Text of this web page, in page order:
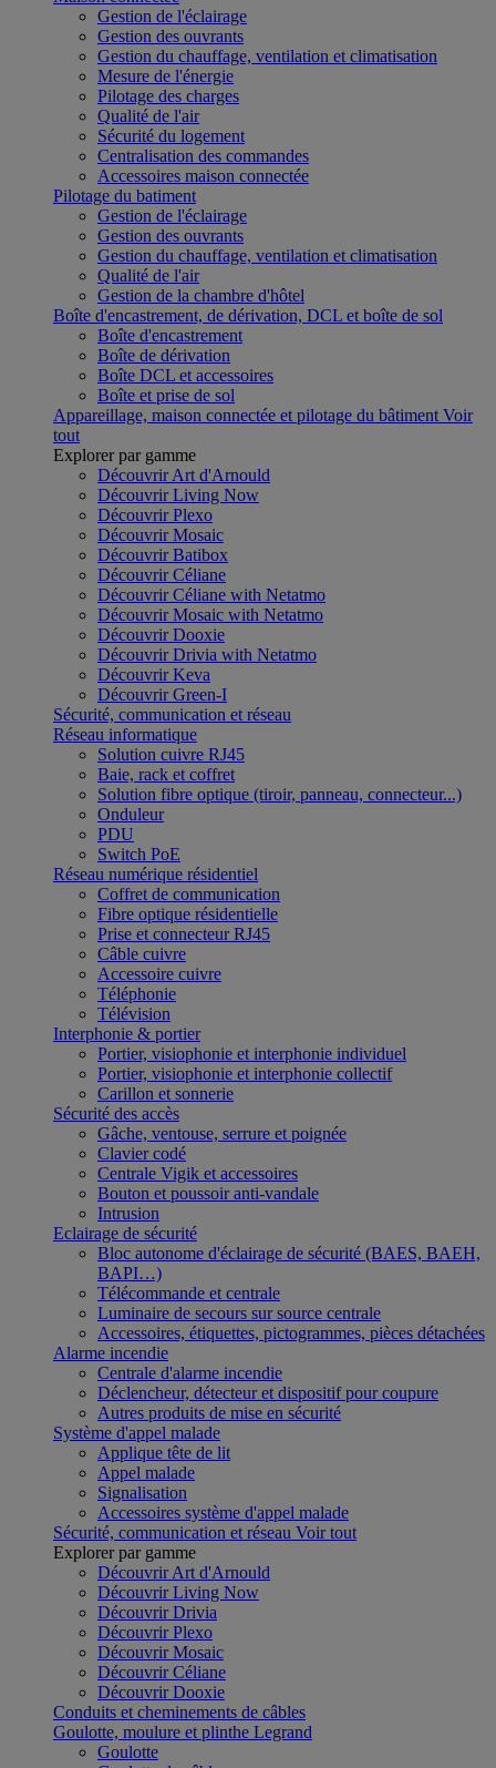
Gestion de l'éclairage
Gestion des ouvrants
Gestion du chauffage, ventilation et climatisation
Mesure de l'énergie
Pilotage des charges
Qualité de l'air
Sécurité du logement
Centralisation des commandes
Accessoires maison connectée
Pilotage du batiment
Gestion de l'éclairage
Gestion des ouvrants
Gestion du chauffage, ventilation et climatisation
Qualité de l'air
Gestion de la chambre d'hôtel
Boîte d'encastrement, de dérivation, DCL et boîte de sol
Boîte d'encastrement
Boîte de dérivation
Boîte DCL et accessoires
Boîte et prise de sol
Appareillage, maison connectée et pilotage du bâtiment Voir
tout
Explorer par gamme
Découvrir Art d'Arnould
Découvrir Living Now
Découvrir Plexo
Découvrir Mosaic
Découvrir Batibox
Découvrir Céliane
Découvrir Céliane with Netatmo
Découvrir Mosaic with Netatmo
Découvrir Dooxie
Découvrir Drivia with Netatmo
Découvrir Keva
Découvrir Green-I
Sécurité, communication et réseau
Réseau informatique
Solution cuivre RJ45
Baie, rack et coffret
Solution fibre optique (tiroir, panneau, connecteur...)
Onduleur
PDU
Switch PoE
Réseau numérique résidentiel
Coffret de communication
Fibre optique résidentielle
Prise et connecteur RJ45
Câble cuivre
Accessoire cuivre
Téléphonie
Télévision
Interphonie & portier
Portier, visiophonie et interphonie individuel
Portier, visiophonie et interphonie collectif
Carillon et sonnerie
Sécurité des accès
Gâche, ventouse, serrure et poignée
Clavier codé
Centrale Vigik et accessoires
Bouton et poussoir anti-vandale
Intrusion
Eclairage de sécurité
Bloc autonome d'éclairage de sécurité (BAES, BAEH,
BAPI…)
Télécommande et centrale
Luminaire de secours sur source centrale
Accessoires, étiquettes, pictogrammes, pièces détachées
Alarme incendie
Centrale d'alarme incendie
Déclencheur, détecteur et dispositif pour coupure
Autres produits de mise en sécurité
Système d'appel malade
Applique tête de lit
Appel malade
Signalisation
Accessoires système d'appel malade
Sécurité, communication et réseau Voir tout
Explorer par gamme
Découvrir Art d'Arnould
Découvrir Living Now
Découvrir Drivia
Découvrir Plexo
Découvrir Mosaic
Découvrir Céliane
Découvrir Dooxie
Conduits et cheminements de câbles
Goulotte, moulure et plinthe Legrand
Goulotte